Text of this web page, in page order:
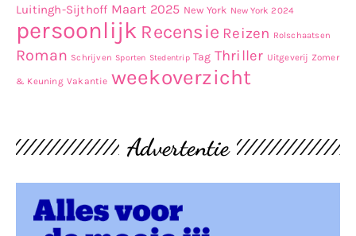
Luitingh-Sijthoff Maart 2025 New York New York 2024
persoonlijk Recensie Reizen Rolschaatsen
Roman Schrijven Sporten Stedentrip Tag Thriller Uitgeverij Zomer
& Keuning Vakantie weekoverzicht
Advertentie